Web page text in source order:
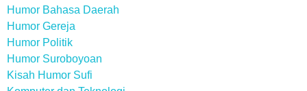
Humor Bahasa Daerah
Humor Gereja
Humor Politik
Humor Suroboyoan
Kisah Humor Sufi